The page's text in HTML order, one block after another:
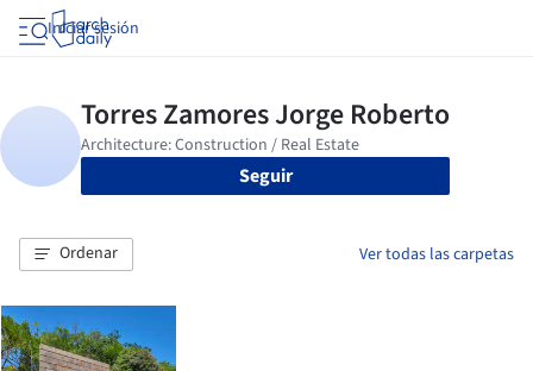
Iniciar sesión
Seguir
Ordenar Ver todas las carpetas